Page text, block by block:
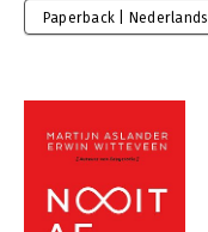
Paperback | Nederlands